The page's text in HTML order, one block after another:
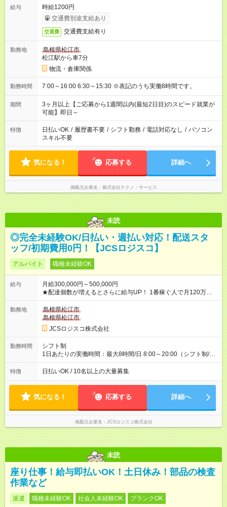
給与
時給1200円
交通費別途支給あり
交通費 交通費支給有り
勤務地
島根県松江市
松江駅から車7分
物流・倉庫関係
勤務時間 7:00～16:00 6:30～15:30 ※表記のうち実働8時間です。
期間
3ヶ月以上【ご応募から1週間以内(最短2日目)のスピード就業が
可能】即日～
特徴 日払いOK / 履歴書不要 / シフト勤務 / 電話対応なし / パソコン
スキル不要
気になる！ 応募する 詳細へ
掲載元企業名 株式会社テクノ・サービス
未読
◎完全未経験OK/日払い・週払い対応！配送スタ
ッフ/初期費用0円！【JCSロジスコ】
アルバイト 職種未経験OK
給与
月給300,000円～500,000円
★配達個数が増えるとさらに給与UP！ 1番稼ぐ人で月120万ほ
ど！ ・主要都市エリア 月収55万円／週5日稼働 月収65万~112
万円／週6日稼働 ・地方郊外エリア 月収40万円／週5日稼働 月
収40万円~50万円／週6日稼働 ＜モデルイメージ＞ ■月収50万
円 (27歳男性/江東区在住)※元建築関係 1日150個配達×25日勤務
(日休み) ■月収80万円(43歳男性/墨田区在住)※元営業 1日200個
勤務地
島根県松江市
島根県松江市
JCSロジスコ株式会社
勤務時間
シフト制
1日あたりの実働時間：最大8時間/日 8:00～20:00（シフト制/実
働8時間） ※週5日勤務（場所次第では週4も有り） ※配達状況に
よって時間外での勤務可能性有り ※案件により多少の前後あり
特徴 日払いOK / 10名以上の大量募集
気になる！ 応募する 詳細へ
掲載元企業名 JCSロジスコ株式会社
未読
座り仕事！給与即払いOK！土日休み！部品の検査
作業など
派遣 職種未経験OK 社会人未経験OK ブランクOK